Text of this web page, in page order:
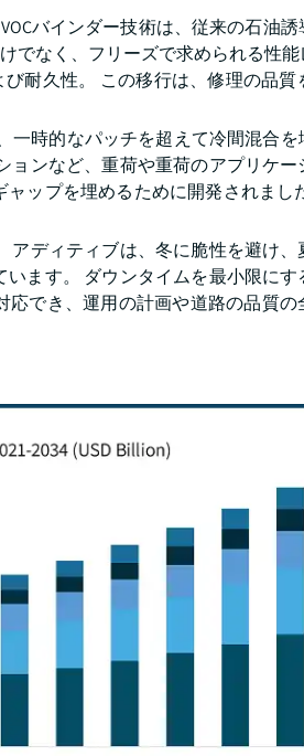
バインダー技術は、従来の石油
でなく、フリーズで求められる性
耐久性。 この移行は、修理の品
一時的なパッチを超えて冷間混合
ンなど、重荷や重荷のアプリケ
ップを埋めるために開発されまし
ディティブは、冬に脆性を避け
ます。 ダウンタイムを最小限に
でき、運用の計画や道路の品質の